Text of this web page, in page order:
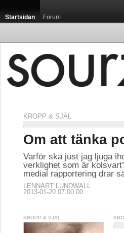
Startsidan Forum
KROPP & SJÄL
Om att tänka
Varför ska just jag ljuga
verklighet som är
medial rapportering drar
LENNART LUNDWALL
2013-01-20 07:00:00
KROPP & SJÄL